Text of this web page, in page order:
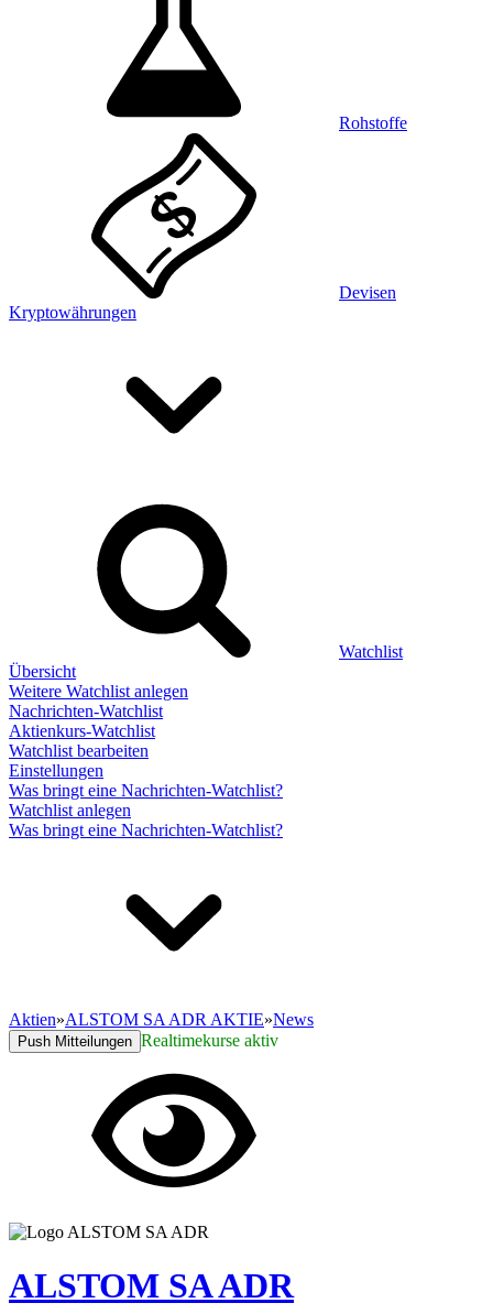
Rohstoffe
Devisen
Kryptowährungen
Watchlist
Übersicht
Weitere Watchlist anlegen
Nachrichten-Watchlist
Aktienkurs-Watchlist
Watchlist bearbeiten
Einstellungen
Was bringt eine Nachrichten-Watchlist?
Watchlist anlegen
Was bringt eine Nachrichten-Watchlist?
Aktien»ALSTOM SA ADR AKTIE»News
Push Mitteilungen Realtimekurse aktiv
ALSTOM SA ADR